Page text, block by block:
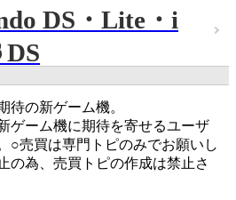
DS・Lite・i
待の新ゲーム機。
ゲーム機に期待を寄せるユーザ
○売買は専門トピのみでお願いし
の為、売買トピの作成は禁止さ